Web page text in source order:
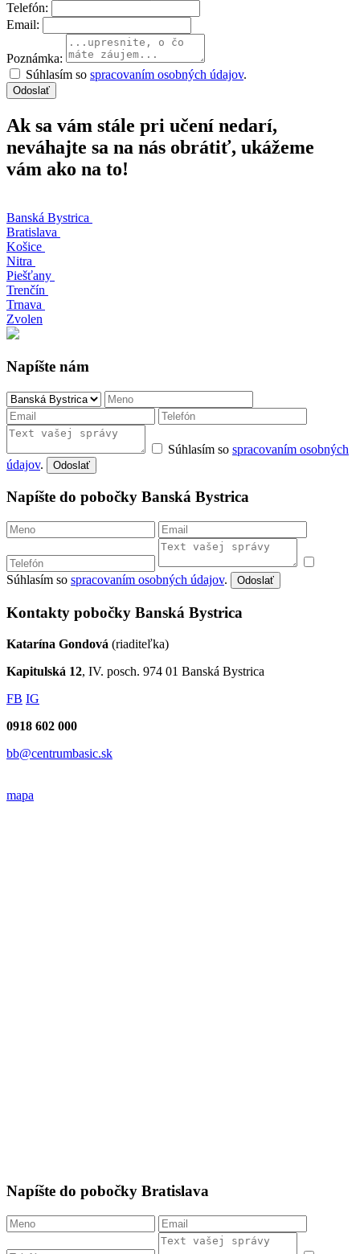
Telefón:
Email:
Poznámka:
Súhlasím so spracovaním osobných údajov.
Odoslať
Ak sa vám stále pri učení nedarí,
neváhajte sa na nás obrátiť, ukážeme
vám ako na to!
Banská Bystrica
Bratislava
Košice
Nitra
Piešťany
Trenčín
Trnava
Zvolen
Napíšte nám
Súhlasím so spracovaním osobných
údajov. Odoslať
Napíšte do pobočky Banská Bystrica
Súhlasím so spracovaním osobných údajov. Odoslať
Kontakty pobočky Banská Bystrica
Katarína Gondová (riaditeľka)
Kapitulská 12, IV. posch. 974 01 Banská Bystrica
FB IG
0918 602 000
bb@centrumbasic.sk
mapa
Napíšte do pobočky Bratislava